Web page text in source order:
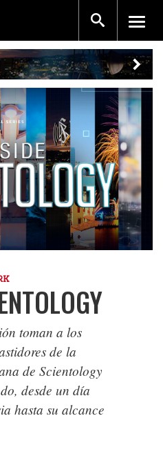
toman a los
de la
de Scientology
desde un día
hasta su alcance